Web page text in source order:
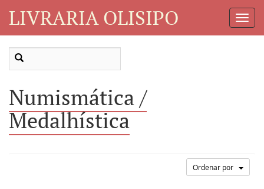
LIVRARIA OLISIPO
Numismática /
Medalhística
Ordenar por